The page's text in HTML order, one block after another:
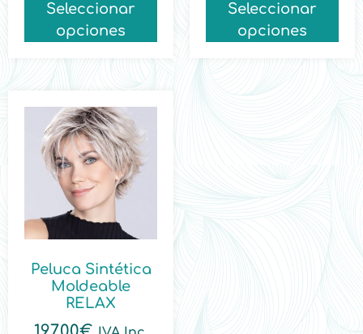
Seleccionar
opciones
Seleccionar
opciones
Peluca Sintética
Moldeable
RELAX